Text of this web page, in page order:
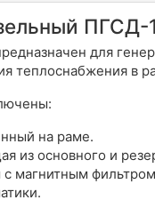
для
теплоснабжения в
на раме.
из основного и
магнитным